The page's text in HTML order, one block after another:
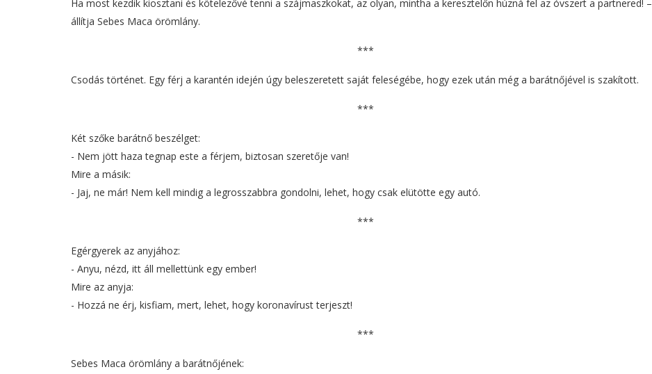
Ha most kezdik kiosztani és kötelezővé tenni a szájmaszkokat, az olyan, mintha a keresztelőn húzná fel az óvszert a partnered! –
állítja Sebes Maca örömlány.
***
Csodás történet. Egy férj a karantén idején úgy beleszeretett saját feleségébe, hogy ezek után még a barátnőjével is szakított.
***
Két szőke barátnő beszélget:
- Nem jött haza tegnap este a férjem, biztosan szeretője van!
Mire a másik:
- Jaj, ne már! Nem kell mindig a legrosszabbra gondolni, lehet, hogy csak elütötte egy autó.
***
Egérgyerek az anyjához:
- Anyu, nézd, itt áll mellettünk egy ember!
Mire az anyja:
- Hozzá ne érj, kisfiam, mert, lehet, hogy koronavírust terjeszt!
***
Sebes Maca örömlány a barátnőjének: